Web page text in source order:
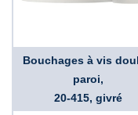
Bouchages à vis
paroi,
20-415, givré